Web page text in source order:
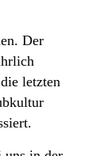
Der
letzten